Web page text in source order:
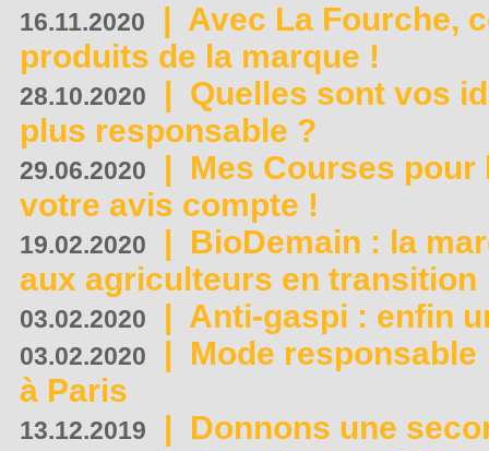
16.11.2020 | Avec La Fourche,
produits de la marque !
28.10.2020 | Quelles sont vos
plus responsable ?
29.06.2020 | Mes Courses pour
votre avis compte !
19.02.2020 | BioDemain : la
aux agriculteurs en transition
03.02.2020 | Anti-gaspi : enfin
03.02.2020 | Mode
à Paris
13.12.2019 | Donnons une